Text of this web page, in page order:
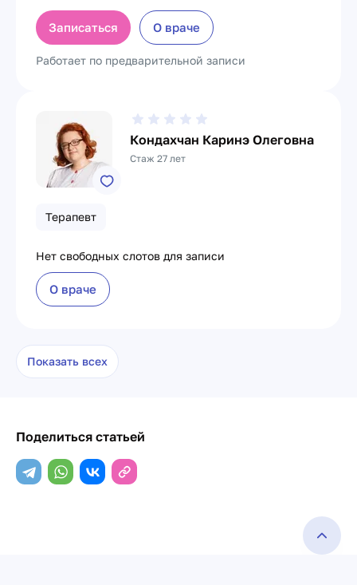
Записаться О враче
Работает по предварительной записи
Кондахчан Каринэ Олеговна
Стаж 27 лет
Терапевт
Нет свободных слотов для записи
О враче
Показать всех
Поделиться статьей